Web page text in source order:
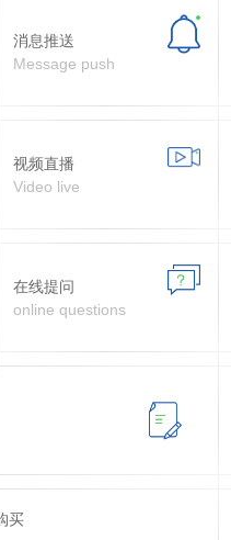
消息推送
Message push
视频直播
Video live
在线提问
online questions
买